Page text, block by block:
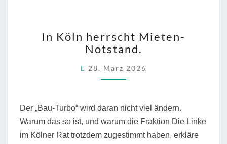
schafft
–
KÖLN
HERRSCHT
NOTSTAND.
In Köln herrscht Mieten-
Notstand.
28. März 2026
Der „Bau-Turbo“ wird daran nicht viel ändern.
Warum das so ist, und warum die Fraktion Die Linke
im Kölner Rat trotzdem zugestimmt haben, erkläre